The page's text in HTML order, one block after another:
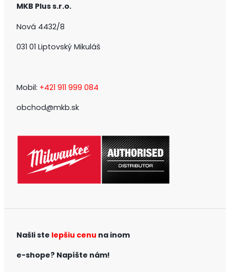
MKB Plus s.r.o.
Nová 4432/8
031 01 Liptovský Mikuláš
Mobil: +421 911 999 084
obchod@mkb.sk
Našli ste lepšiu cenu na inom
e-shope? Napíšte nám!